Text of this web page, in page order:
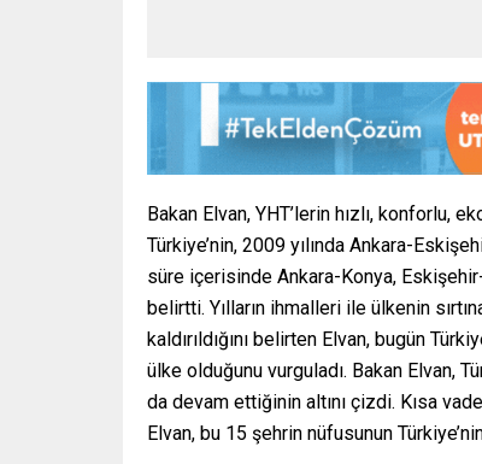
Bakan Elvan, YHT’lerin hızlı, konforlu,
Türkiye’nin, 2009 yılında Ankara-
süre içerisinde Ankara-Konya, Eskişehir-
belirtti. Yılların ihmalleri ile ülkenin
kaldırıldığını belirten Elvan, bugün
ülke olduğunu vurguladı. Bakan Elvan,
da devam ettiğinin altını çizdi. Kısa
Elvan, bu 15 şehrin nüfusunun